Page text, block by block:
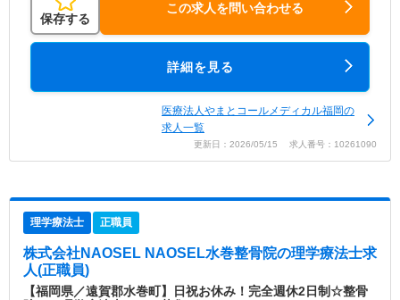
保存する
この求人を問い合わせる
詳細を見る
医療法人やまとコールメディカル福岡の
求人一覧
更新日：2026/05/15 求人番号：10261090
理学療法士 正職員
株式会社NAOSEL NAOSEL水巻整骨院の理学療法士求
人(正職員)
【福岡県／遠賀郡水巻町】日祝お休み！完全週休2日制☆整骨